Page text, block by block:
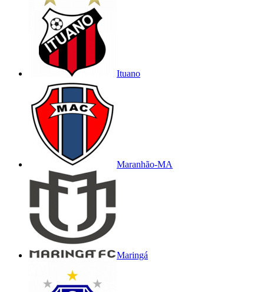
Ituano
Maranhão-MA
Maringá